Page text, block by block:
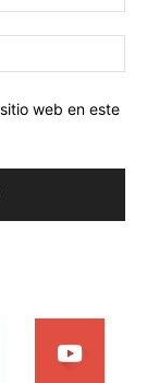
web en este